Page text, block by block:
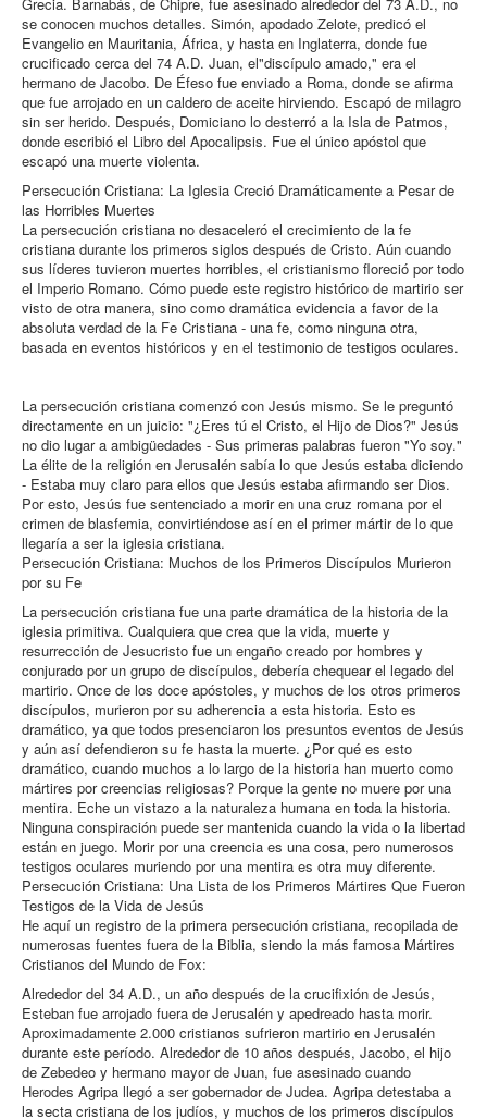
se conocen muchos detalles. Simón, apodado Zelote, predicó el
Evangelio en Mauritania, África, y hasta en Inglaterra, donde fue
crucificado cerca del 74 A.D. Juan, el"discípulo amado," era el
hermano de Jacobo. De Éfeso fue enviado a Roma, donde se afirma
que fue arrojado en un caldero de aceite hirviendo. Escapó de milagro
sin ser herido. Después, Domiciano lo desterró a la Isla de Patmos,
donde escribió el Libro del Apocalipsis. Fue el único apóstol que
escapó una muerte violenta.
Persecución Cristiana: La Iglesia Creció Dramáticamente a Pesar de
las Horribles Muertes
La persecución cristiana no desaceleró el crecimiento de la fe
cristiana durante los primeros siglos después de Cristo. Aún cuando
sus líderes tuvieron muertes horribles, el cristianismo floreció por todo
el Imperio Romano. Cómo puede este registro histórico de martirio ser
visto de otra manera, sino como dramática evidencia a favor de la
absoluta verdad de la Fe Cristiana - una fe, como ninguna otra,
basada en eventos históricos y en el testimonio de testigos oculares.
La persecución cristiana comenzó con Jesús mismo. Se le preguntó
directamente en un juicio: "¿Eres tú el Cristo, el Hijo de Dios?" Jesús
no dio lugar a ambigüedades - Sus primeras palabras fueron "Yo soy."
La élite de la religión en Jerusalén sabía lo que Jesús estaba diciendo
- Estaba muy claro para ellos que Jesús estaba afirmando ser Dios.
Por esto, Jesús fue sentenciado a morir en una cruz romana por el
crimen de blasfemia, convirtiéndose así en el primer mártir de lo que
llegaría a ser la iglesia cristiana.
Persecución Cristiana: Muchos de los Primeros Discípulos Murieron
por su Fe
La persecución cristiana fue una parte dramática de la historia de la
iglesia primitiva. Cualquiera que crea que la vida, muerte y
resurrección de Jesucristo fue un engaño creado por hombres y
conjurado por un grupo de discípulos, debería chequear el legado del
martirio. Once de los doce apóstoles, y muchos de los otros primeros
discípulos, murieron por su adherencia a esta historia. Esto es
dramático, ya que todos presenciaron los presuntos eventos de Jesús
y aún así defendieron su fe hasta la muerte. ¿Por qué es esto
dramático, cuando muchos a lo largo de la historia han muerto como
mártires por creencias religiosas? Porque la gente no muere por una
mentira. Eche un vistazo a la naturaleza humana en toda la historia.
Ninguna conspiración puede ser mantenida cuando la vida o la libertad
están en juego. Morir por una creencia es una cosa, pero numerosos
testigos oculares muriendo por una mentira es otra muy diferente.
Persecución Cristiana: Una Lista de los Primeros Mártires Que Fueron
Testigos de la Vida de Jesús
He aquí un registro de la primera persecución cristiana, recopilada de
numerosas fuentes fuera de la Biblia, siendo la más famosa Mártires
Cristianos del Mundo de Fox:
Alrededor del 34 A.D., un año después de la crucifixión de Jesús,
Esteban fue arrojado fuera de Jerusalén y apedreado hasta morir.
Aproximadamente 2.000 cristianos sufrieron martirio en Jerusalén
durante este período. Alrededor de 10 años después, Jacobo, el hijo
de Zebedeo y hermano mayor de Juan, fue asesinado cuando
Herodes Agripa llegó a ser gobernador de Judea. Agripa detestaba a
la secta cristiana de los judíos, y muchos de los primeros discípulos